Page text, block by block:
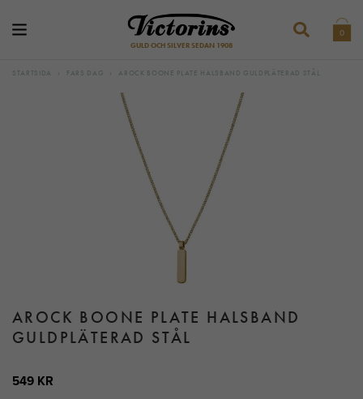
GULD OCH SILVER SEDAN 1908
0
STARTSIDA FARS DAG AROCK BOONE PLATE HALSBAND GULDPLÄTERAD STÅL
AROCK BOONE PLATE HALSBAND
GULDPLÄTERAD STÅL
549 KR